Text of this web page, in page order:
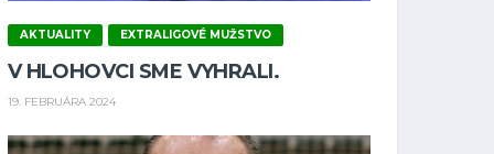
AKTUALITY EXTRALIGOVÉ MUŽSTVO
V HLOHOVCI SME VYHRALI.
19. FEBRUÁRA 2024